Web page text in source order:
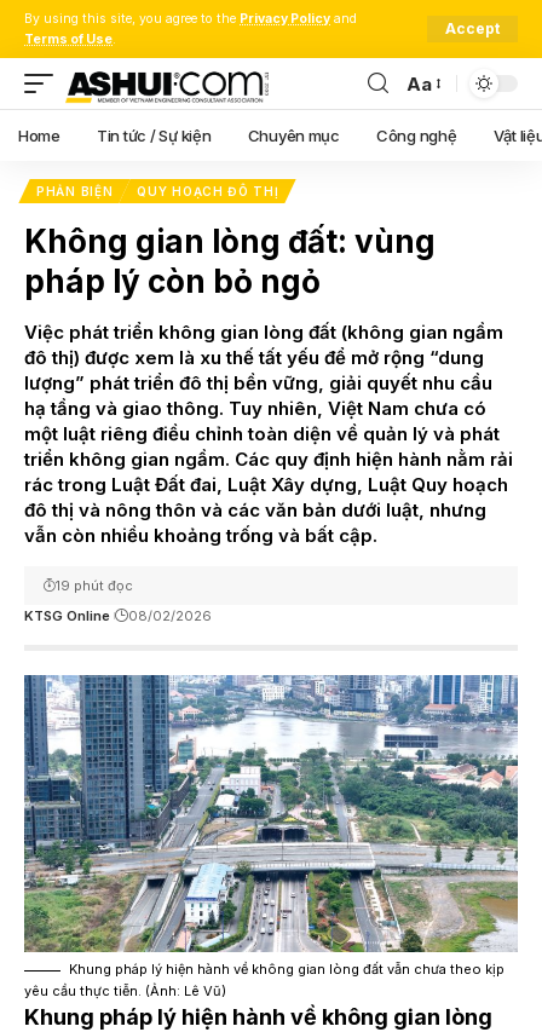
By using this site, you agree to the Privacy Policy and
Terms of Use.
Accept
Font
Resizer
Aa
Home Tin tức / Sự kiện Chuyên mục Công nghệ Vật
PHẢN BIỆN QUY HOẠCH ĐÔ THỊ
Không gian lòng đất: vùng
pháp lý còn bỏ ngỏ
Việc phát triển không gian lòng đất (không gian ngầm
đô thị) được xem là xu thế tất yếu để mở rộng “dung
lượng” phát triển đô thị bền vững, giải quyết nhu cầu
hạ tầng và giao thông. Tuy nhiên, Việt Nam chưa có
một luật riêng điều chỉnh toàn diện về quản lý và phát
triển không gian ngầm. Các quy định hiện hành nằm rải
rác trong Luật Đất đai, Luật Xây dựng, Luật Quy hoạch
đô thị và nông thôn và các văn bản dưới luật, nhưng
vẫn còn nhiều khoảng trống và bất cập.
KTSG Online 08/02/2026
19 phút đọc
Khung pháp lý hiện hành về không gian lòng đất vẫn chưa theo kịp
yêu cầu thực tiễn. (Ảnh: Lê Vũ)
Khung pháp lý hiện hành về không gian lòng